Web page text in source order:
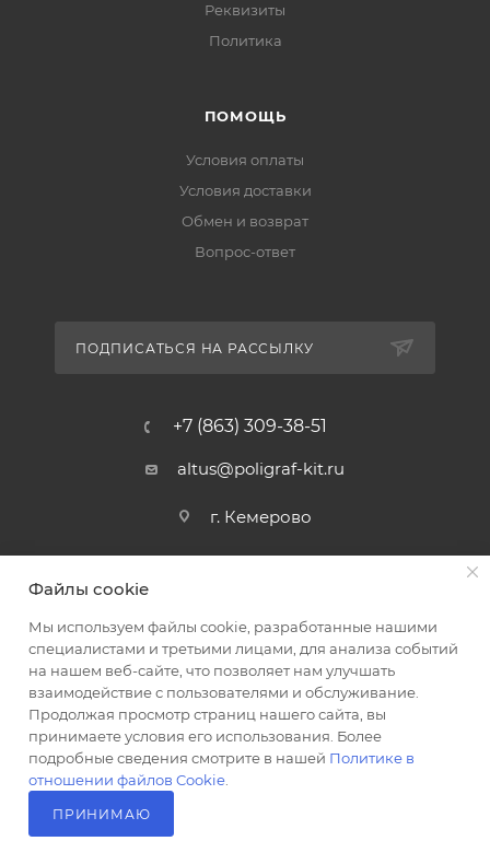
Реквизиты
Политика
ПОМОЩЬ
Условия оплаты
Условия доставки
Обмен и возврат
Вопрос-ответ
ПОДПИСАТЬСЯ НА РАССЫЛКУ
+7 (863) 309-38-51
altus@poligraf-kit.ru
г. Кемерово
2026 © Полиграф кит - интернет-магазин
Файлы cookie
Мы используем файлы cookie, разработанные нашими
специалистами и третьими лицами, для анализа событий
на нашем веб-сайте, что позволяет нам улучшать
взаимодействие с пользователями и обслуживание.
Продолжая просмотр страниц нашего сайта, вы
принимаете условия его использования. Более
подробные сведения смотрите в нашей Политике в
отношении файлов Cookie
ПРИНИМАЮ